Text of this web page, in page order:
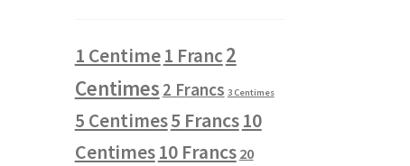
1 Centime1 Franc2
Centimes 2 Francs 3 Centimes
5 Centimes5 Francs10
Centimes10 Francs 20